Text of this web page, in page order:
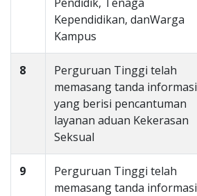
Kependidikan, danWarga
Kampus
8
Perguruan Tinggi telah
memasang tanda informasi
yang berisi pencantuman
layanan aduan Kekerasan
Seksual
9
Perguruan Tinggi telah
memasang tanda informasi